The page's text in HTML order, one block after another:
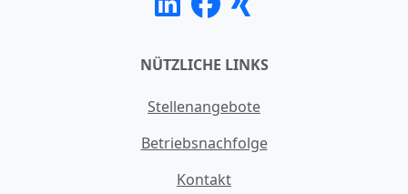
NÜTZLICHE LINKS
Stellenangebote
Betriebsnachfolge
Kontakt